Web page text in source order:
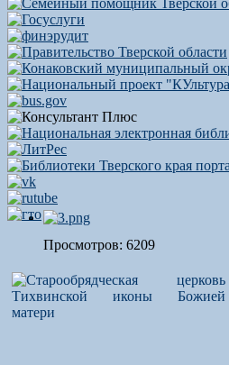
Просмотров: 6209